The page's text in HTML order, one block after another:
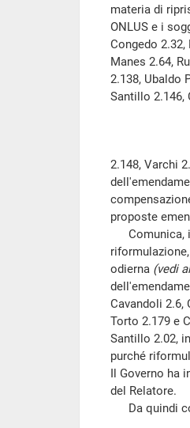
materia di
ONLUS e i
Congedo
Manes 2.64,
2.138, Ubaldo
Santillo 2.146,
2.148, Varchi
proposte
Comunica,
odierna (vedi
Cavandoli 2.6,
Torto 2.179 e
Santillo 2.02,
purché
Il Governo ha
del Relatore.
Da quindi